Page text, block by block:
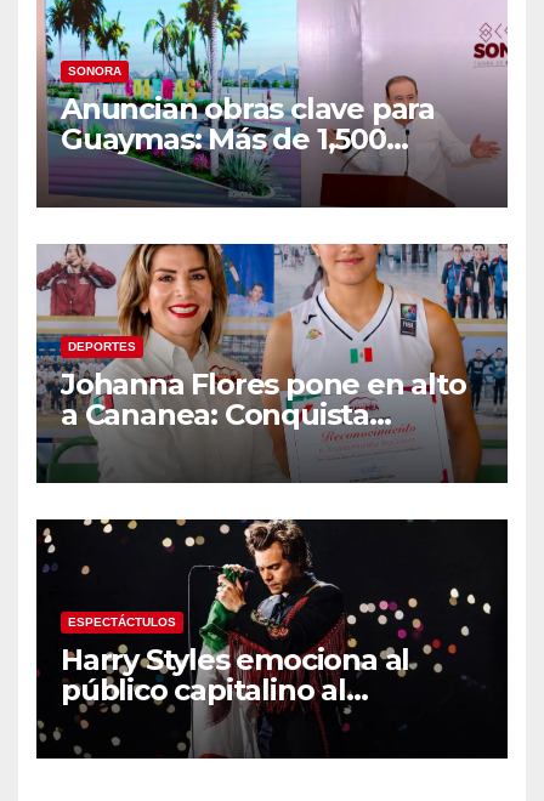
SONORA
Anuncian obras clave para
Guaymas: Más de 1,500
viviendas, modernización del
malecón y nuevo hospital del
DEPORTES
Johanna Flores pone en alto
a Cananea: Conquista
medalla de plata con la
Selección Mexicana Sub-20
Centroamericanos
ESPECTÁCTULOS
Harry Styles emociona al
público capitalino al
interpretar “Cielito Lindo” en
su tercer concierto en la